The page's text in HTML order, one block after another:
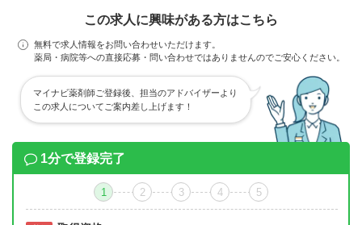
この求人に興味がある方はこちら
無料で求人情報をお問い合わせいただけます。
薬局・病院等への直接応募・問い合わせではありませんのでご安心ください。
マイナビ薬剤師ご登録後、担当のアドバイザーより
この求人についてご案内差し上げます！
1分で登録完了
1 2 3 4 5